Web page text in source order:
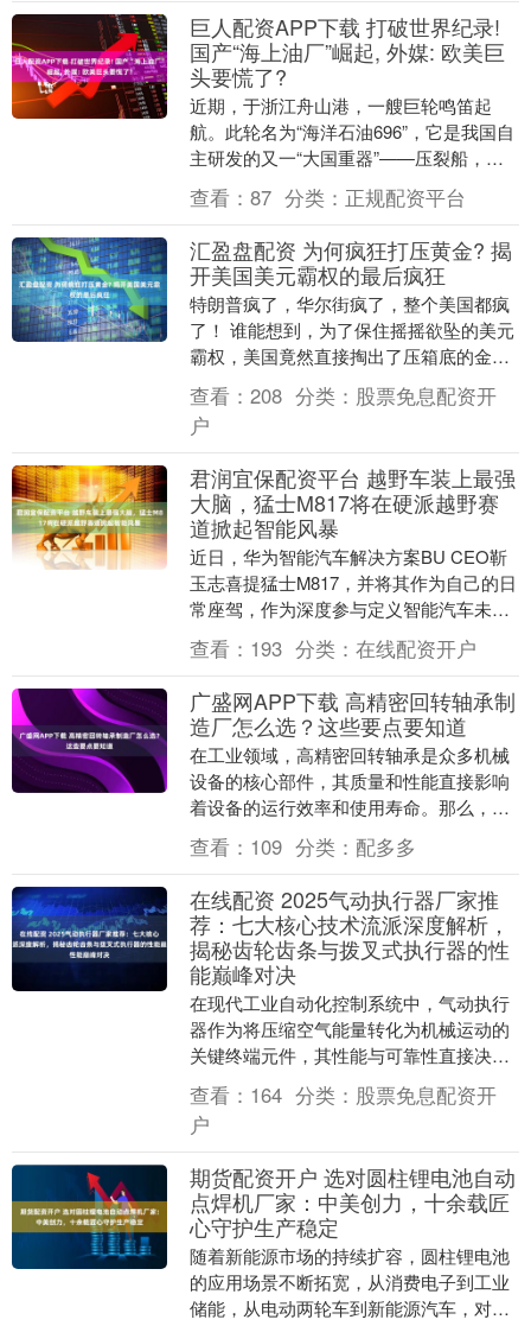
巨人配资APP下载 打破世界纪录!
国产“海上油厂”崛起, 外媒: 欧美巨
头要慌了?
近期，于浙江舟山港，一艘巨轮鸣笛起
航。此轮名为“海洋石油696”，它是我国自
主研发的又一“大国重器”——压裂船，具
备开采深海隐匿油气资源的能力。 这艘被
誉为“海....
查看： 87 分类： 正规配资平台
汇盈盘配资 为何疯狂打压黄金? 揭
开美国美元霸权的最后疯狂
特朗普疯了，华尔街疯了，整个美国都疯
了！ 谁能想到，为了保住摇摇欲坠的美元
霸权，美国竟然直接掏出了压箱底的金融
核弹，对着全球黄金市场，发起了一场不
计后果的疯狂绞....
查看： 208 分类： 股票免息配资开
户
君润宜保配资平台 越野车装上最强
大脑，猛士M817将在硬派越野赛
道掀起智能风暴
近日，华为智能汽车解决方案BU CEO靳
玉志喜提猛士M817，并将其作为自己的日
常座驾，作为深度参与定义智能汽车未来
形态的行业领军人物，靳玉志选择了一款
融合了华....
查看： 193 分类： 在线配资开户
广盛网APP下载 高精密回转轴承制
造厂怎么选？这些要点要知道
在工业领域，高精密回转轴承是众多机械
设备的核心部件，其质量和性能直接影响
着设备的运行效率和使用寿命。那么，高
精密回转轴承制造厂哪个值得选？哪家技
术强？哪家供应企....
查看： 109 分类： 配多多
在线配资 2025气动执行器厂家推
荐：七大核心技术流派深度解析，
揭秘齿轮齿条与拨叉式执行器的性
能巅峰对决
在现代工业自动化控制系统中，气动执行
器作为将压缩空气能量转化为机械运动的
关键终端元件，其性能与可靠性直接决定
了整个流程控制系统的稳定与效率。随着
工业4.0的深入....
查看： 164 分类： 股票免息配资开
户
期货配资开户 选对圆柱锂电池自动
点焊机厂家：中美创力，十余载匠
心守护生产稳定
随着新能源市场的持续扩容，圆柱锂电池
的应用场景不断拓宽，从消费电子到工业
储能，从电动两轮车到新能源汽车，对电